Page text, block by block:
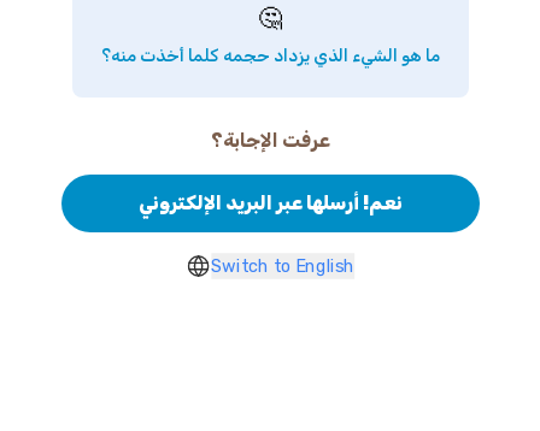
🤔
ما هو الشيء الذي يزداد حجمه كلما أخذت منه؟
عرفت الإجابة؟
نعم! أرسلها عبر البريد الإلكتروني
Switch to English